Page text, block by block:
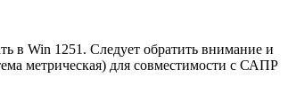
в Win 1251. Следует обратить внимание и
метрическая) для совместимости с САПР